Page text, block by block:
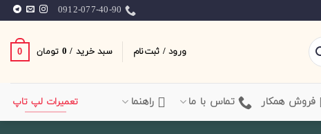
0912-077-40-90
ورود / ثبت‌نام سبد خرید / 0 تومان 0
فروش همکار تماس با ما راهنما تعمیرات لپ تاپ